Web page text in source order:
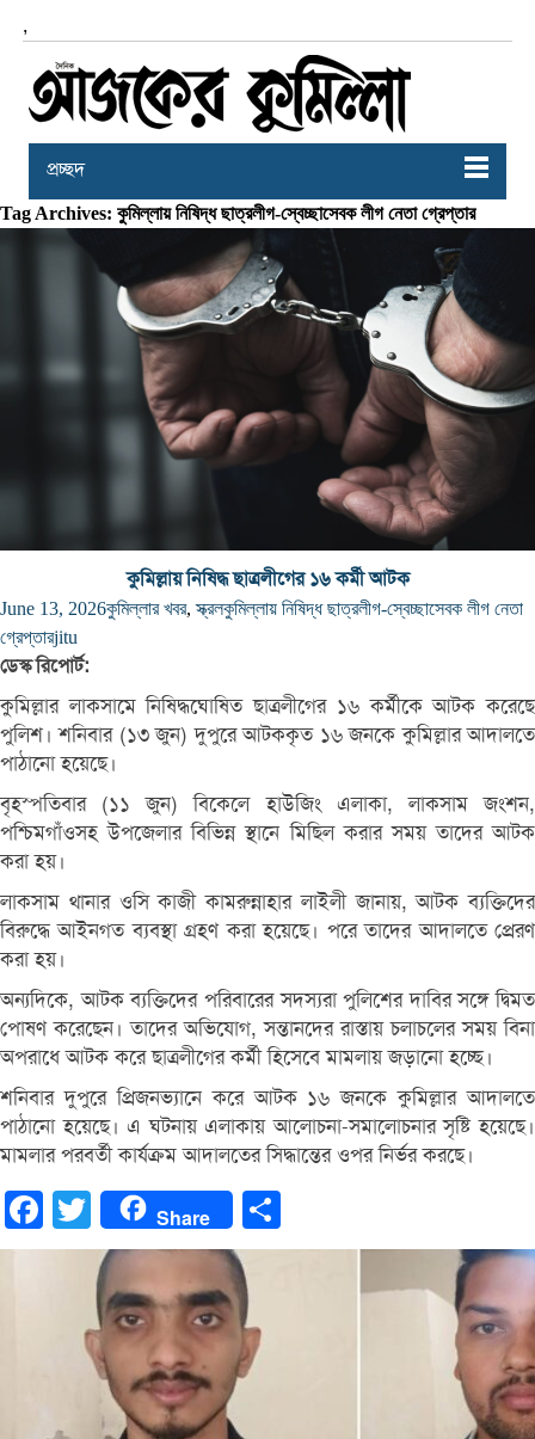
,
প্রচ্ছদ
Tag Archives: কুমিল্লায় নিষিদ্ধ ছাত্রলীগ-স্বেচ্ছাসেবক লীগ নেতা গ্রেপ্তার
কুমিল্লায় নিষিদ্ধ ছাত্রলীগের ১৬ কর্মী আটক
June 13, 2026কুমিল্লার খবর,স্ক্রলকুমিল্লায় নিষিদ্ধ ছাত্রলীগ-স্বেচ্ছাসেবক লীগ নেতা
গ্রেপ্তারjitu
ডেস্ক রিপোর্ট:
কুমিল্লার লাকসামে নিষিদ্ধঘোষিত ছাত্রলীগের ১৬ কর্মীকে আটক করেছে
পুলিশ। শনিবার (১৩ জুন) দুপুরে আটককৃত ১৬ জনকে কুমিল্লার আদালতে
পাঠানো হয়েছে।
বৃহস্পতিবার (১১ জুন) বিকেলে হাউজিং এলাকা, লাকসাম জংশন,
পশ্চিমগাঁওসহ উপজেলার বিভিন্ন স্থানে মিছিল করার সময় তাদের আটক
করা হয়।
লাকসাম থানার ওসি কাজী কামরুন্নাহার লাইলী জানায়, আটক ব্যক্তিদের
বিরুদ্ধে আইনগত ব্যবস্থা গ্রহণ করা হয়েছে। পরে তাদের আদালতে প্রেরণ
করা হয়।
অন্যদিকে, আটক ব্যক্তিদের পরিবারের সদস্যরা পুলিশের দাবির সঙ্গে দ্বিমত
পোষণ করেছেন। তাদের অভিযোগ, সন্তানদের রাস্তায় চলাচলের সময় বিনা
অপরাধে আটক করে ছাত্রলীগের কর্মী হিসেবে মামলায় জড়ানো হচ্ছে।
শনিবার দুপুরে প্রিজনভ্যানে করে আটক ১৬ জনকে কুমিল্লার আদালতে
পাঠানো হয়েছে। এ ঘটনায় এলাকায় আলোচনা-সমালোচনার সৃষ্টি হয়েছে।
মামলার পরবর্তী কার্যক্রম আদালতের সিদ্ধান্তের ওপর নির্ভর করছে।
FacebookTwitter Share